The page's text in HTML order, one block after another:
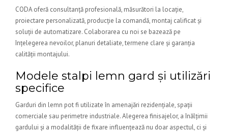
CODA oferă consultanță profesională, măsurători la locație,
proiectare personalizată, producție la comandă, montaj calificat și
soluții de automatizare. Colaborarea cu noi se bazează pe
înțelegerea nevoilor, planuri detaliate, termene clare și garanția
calității montajului.
Modele stalpi lemn gard și utilizări
specifice
Garduri din lemn pot fi utilizate în amenajări rezidențiale, spații
comerciale sau perimetre industriale. Alegerea finisajelor, a înălțimii
gardului și a modalității de fixare influențează nu doar aspectul, ci și